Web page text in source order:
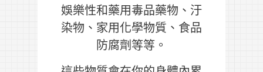
娛樂性和藥用毒品藥物、汙
染物、家用化學物質、食品
防腐劑等等。